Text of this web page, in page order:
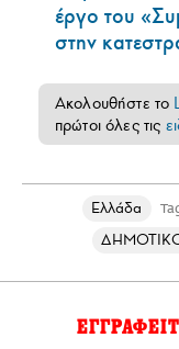
έργο του
στην
Ακολουθήστε το
πρώτοι όλες τις
Ελλάδα